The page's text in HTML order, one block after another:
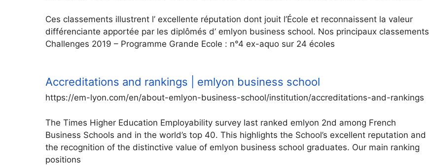
Ces classements illustrent l’ excellente réputation dont jouit l’École et reconnaissent la valeur
différenciante apportée par les diplômés d’ emlyon business school. Nos principaux classements
Challenges 2019 – Programme Grande Ecole : n°4 ex-aquo sur 24 écoles
Accreditations and rankings | emlyon business school
https://em-lyon.com/en/about-emlyon-business-school/institution/accreditations-and-rankings
The Times Higher Education Employability survey last ranked emlyon 2nd among French
Business Schools and in the world’s top 40. This highlights the School’s excellent reputation and
the recognition of the distinctive value of emlyon business school graduates. Our main ranking
positions